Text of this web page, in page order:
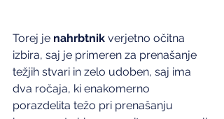
Torej je nahrbtnik verjetno očitna
izbira, saj je primeren za prenašanje
težjih stvari in zelo udoben, saj ima
dva ročaja, ki enakomerno
porazdelita težo pri prenašanju